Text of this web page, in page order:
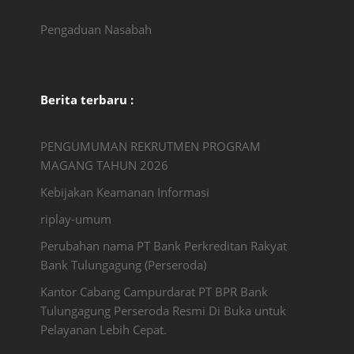
Pengaduan Nasabah
Berita terbaru :
PENGUMUMAN REKRUTMEN PROGRAM
MAGANG TAHUN 2026
Kebijakan Keamanan Informasi
riplay-umum
Perubahan nama PT Bank Perkreditan Rakyat
Bank Tulungagung (Perseroda)
Kantor Cabang Campurdarat PT BPR Bank
Tulungagung Perseroda Resmi Di Buka untuk
Pelayanan Lebih Cepat.